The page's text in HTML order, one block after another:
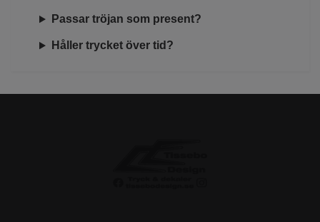
Passar tröjan som present?
Håller trycket över tid?